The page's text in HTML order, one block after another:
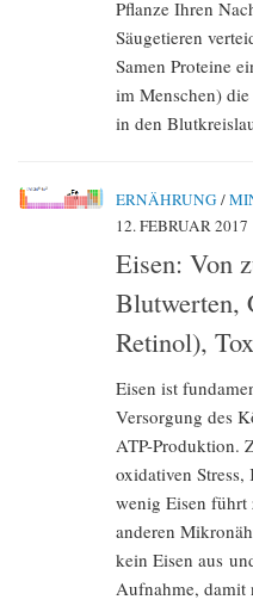
Pflanze Ihren
Säugetieren
Samen Proteine
im Menschen)
in den
ERNÄHRUNG /
12. FEBRUAR 2017
Eisen: Von
Blutwerten,
Retinol),
Eisen ist
Versorgung des
ATP-Produktion.
oxidativen
wenig Eisen führt
anderen
kein Eisen aus
Aufnahme,